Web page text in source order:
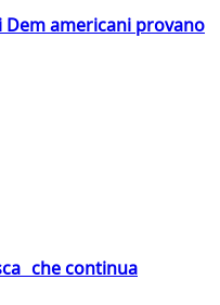
Dem americani provano
che continua